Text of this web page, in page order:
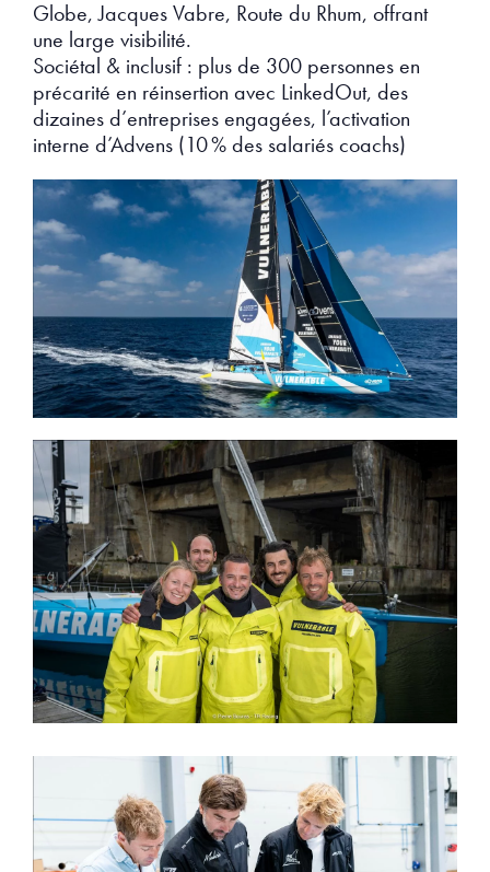
Globe, Jacques Vabre, Route du Rhum, offrant
une large visibilité.
Sociétal & inclusif : plus de 300 personnes en
précarité en réinsertion avec LinkedOut, des
dizaines d’entreprises engagées, l’activation
interne d’Advens (10 % des salariés coachs)